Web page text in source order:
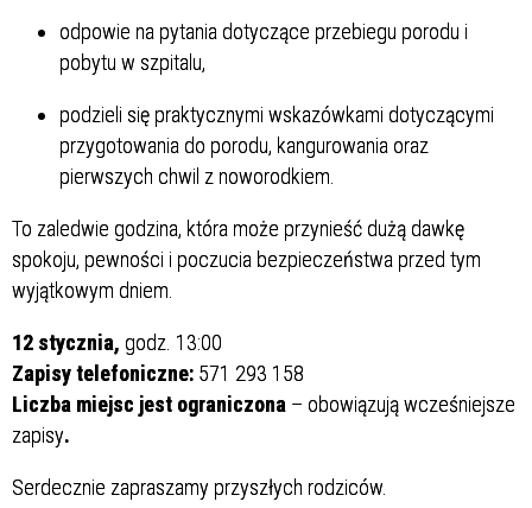
odpowie na pytania dotyczące przebiegu porodu i
pobytu w szpitalu,
podzieli się praktycznymi wskazówkami dotyczącymi
przygotowania do porodu, kangurowania oraz
pierwszych chwil z noworodkiem.
To zaledwie godzina, która może przynieść dużą dawkę
spokoju, pewności i poczucia bezpieczeństwa przed tym
wyjątkowym dniem.
12 stycznia, godz. 13:00
Zapisy telefoniczne: 571 293 158
Liczba miejsc jest ograniczona – obowiązują wcześniejsze
zapisy.
Serdecznie zapraszamy przyszłych rodziców.